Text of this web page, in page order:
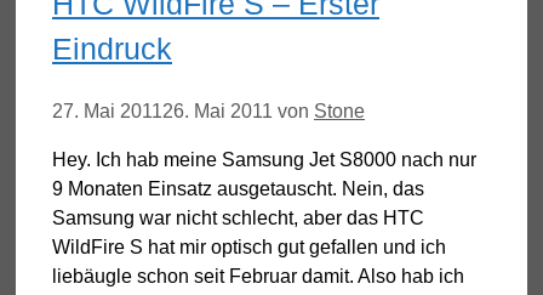
Eindruck
27. Mai 201126. Mai 2011 von Stone
Hey. Ich hab meine Samsung Jet S8000 nach nur
9 Monaten Einsatz ausgetauscht. Nein, das
Samsung war nicht schlecht, aber das HTC
WildFire S hat mir optisch gut gefallen und ich
liebäugle schon seit Februar damit. Also hab ich